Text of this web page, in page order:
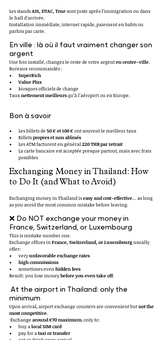
Les stands AIS, DTAC, True sont juste après l’immigration ou dans
le hall d’arrivée.
Installation immédiate, internet rapide, paiement en bahts ou
parfois par carte.
En ville : là où il faut vraiment changer son
argent
Une fois installé, changez le reste de votre argent en centre-ville.
Bureaux recommandés :
SuperRich
Value Plus
kiosques officiels de change
Taux nettement meilleurs qu’à l’aéroport ou en Europe.
Bon à savoir
Les billets de 50 € et 100 € ont souvent le meilleur taux
Billets propres et non abîmés
Les ATM facturent en général 220 THB par retrait
La carte bancaire est acceptée presque partout, mais avec frais
possibles
Exchanging Money in Thailand: How
to Do It (and What to Avoid)
Exchanging money in Thailand is easy and cost-effective… as long
as you avoid the most common mistake before leaving.
❌ Do NOT exchange your money in
France, Switzerland, or Luxembourg
This is mistake number one.
Exchange offices in France, Switzerland, or Luxembourg usually
offer:
very unfavorable exchange rates
high commissions
sometimes even hidden fees
Result: you lose money before you even take off.
minimum
Upon arrival, airport exchange counters are convenient but not the
most competitive.
Exchange around €70 maximum, only to:
buy a local SIM card
pay for a taxi or transfer